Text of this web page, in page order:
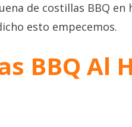
de costillas BBQ en
esto empecemos.
BBQ Al